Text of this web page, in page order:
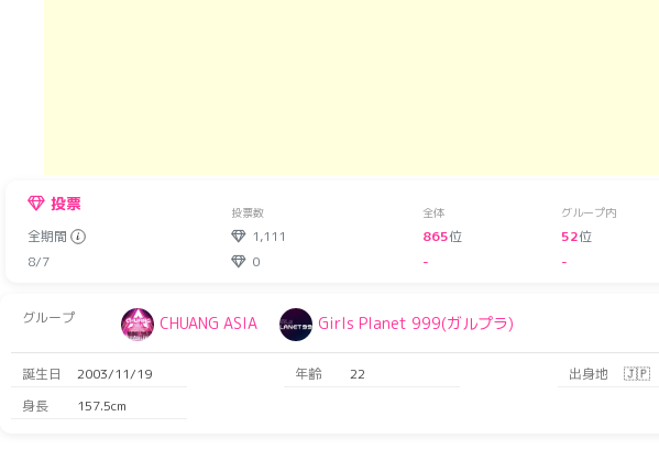
投票 投票数 全体 グループ内
全期間 1,111 865位 52位
8/7
0 - -
グループ CHUANG ASIA Girls Planet 999(ガルプラ)
誕生日 2003/11/19 年齢 22 出身地
🇯🇵
身長
157.5cm